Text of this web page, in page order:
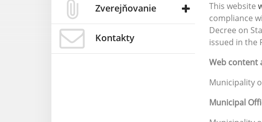
Zverejňovanie
Kontakty
This website
compliance
Decree on
issued in the
Web content
Municipality
Municipal